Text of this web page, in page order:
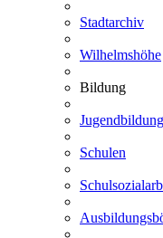
Stadtarchiv
Wilhelmshöhe
Bildung
Schulen